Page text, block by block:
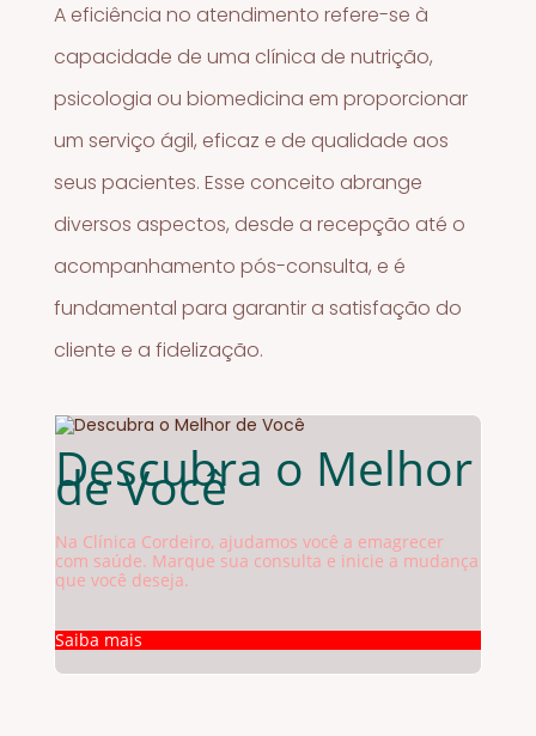
A eficiência no atendimento refere-se à
capacidade de uma clínica de nutrição,
psicologia ou biomedicina em proporcionar
um serviço ágil, eficaz e de qualidade aos
seus pacientes. Esse conceito abrange
diversos aspectos, desde a recepção até o
acompanhamento pós-consulta, e é
fundamental para garantir a satisfação do
cliente e a fidelização.
Descubra o Melhor
de Você
Na Clínica Cordeiro, ajudamos você a emagrecer
com saúde. Marque sua consulta e inicie a mudança
que você deseja.
Saiba mais